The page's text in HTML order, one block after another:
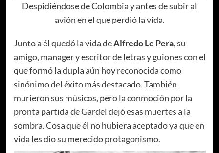
Despidiéndose de Colombia y antes de subir al
avión en el que perdió la vida.
Junto a él quedó la vida deAlfredo Le Pera, su
amigo, manager y escritor de letras y guiones con el
que formó la dupla aún hoy reconocida como
sinónimo del éxito más destacado. También
murieron sus músicos, pero la conmoción por la
pronta partida de Gardel dejó esas muertes a la
sombra. Cosa que él no hubiera aceptado ya que en
vida les dio su merecido protagonismo.